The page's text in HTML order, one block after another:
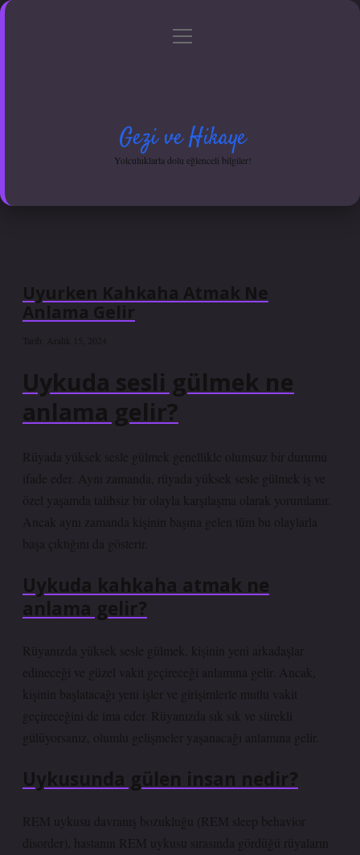
Gizlilik Politikası
menüyü
Gezi ve Hikaye
Yolculuklarla dolu eğlenceli bilgiler!
Uyurken Kahkaha Atmak Ne
Anlama Gelir
Tarih: Aralık 15, 2024
Uykuda sesli gülmek ne
anlama gelir?
Rüyada yüksek sesle gülmek genellikle olumsuz bir durumu
ifade eder. Aynı zamanda, rüyada yüksek sesle gülmek iş ve
özel yaşamda talihsiz bir olayla karşılaşma olarak yorumlanır.
Ancak aynı zamanda kişinin başına gelen tüm bu olaylarla
başa çıktığını da gösterir.
Uykuda kahkaha atmak ne
anlama gelir?
Rüyanızda yüksek sesle gülmek, kişinin yeni arkadaşlar
edineceği ve güzel vakit geçireceği anlamına gelir. Ancak,
kişinin başlatacağı yeni işler ve girişimlerle mutlu vakit
geçireceğini de ima eder. Rüyanızda sık sık ve sürekli
gülüyorsanız, olumlu gelişmeler yaşanacağı anlamına gelir.
Uykusunda gülen insan nedir?
REM uykusu davranış bozukluğu (REM sleep behavior
disorder), hastanın REM uykusu sırasında gördüğü rüyaların